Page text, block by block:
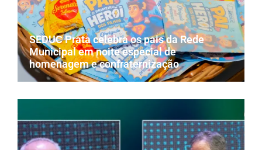
SEDUC Prata celebra os pais da Rede
Municipal em noite especial de
homenagem e confraternização